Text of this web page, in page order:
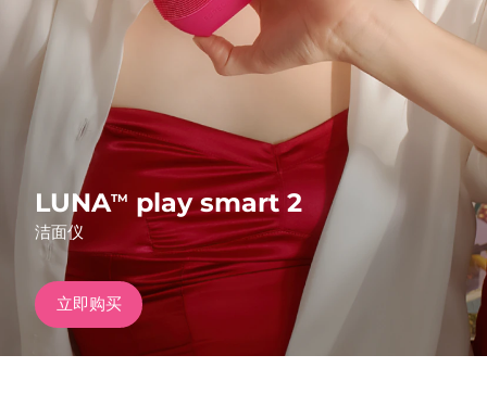
LUNATM play smart 2
洁面仪
立即购买
FAQ™ Dual LED Panel
热门产品
特别优惠 畅销产品
红光疗法
英国 预计送达日期 8/12/26
西班牙 预计送达日期 8/12/26
澳大利亚 预计送达日期 8/15/26
预计送达日期
德国 预计送达日期
加拿大